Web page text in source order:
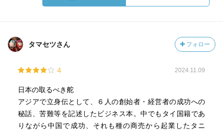
タマセツさん フォロー
4 2024.11.09
日本の取るべき舵
アジアで立身伝として、６人の創始者・経営者の成功への
秘話、苦難等を記述したビジネス本。中でもタイ国籍であ
りながら中国で成功、それも種の商売から起業したタニ